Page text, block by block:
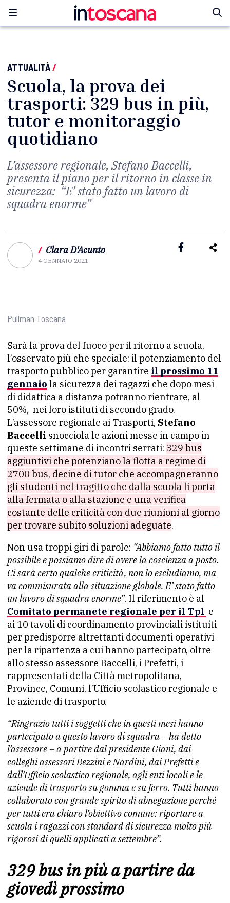
ATTUALITÀ/
Scuola, la prova dei
trasporti: 329 bus in più,
tutor e monitoraggio
quotidiano
L’assessore regionale, Stefano Baccelli,
presenta il piano per il ritorno in classe in
sicurezza: “E’ stato fatto un lavoro di
squadra enorme”
/ Clara D'Acunto
4 GENNAIO 2021
Pullman Toscana
Sarà la prova del fuoco per il ritorno a scuola,
l’osservato più che speciale: il potenziamento del
trasporto pubblico per garantire il prossimo 11
gennaio la sicurezza dei ragazzi che dopo mesi
di didattica a distanza potranno rientrare, al
50%, nei loro istituti di secondo grado.
L’assessore regionale ai Trasporti, Stefano
Baccelli snocciola le azioni messe in campo in
queste settimane di incontri serrati: 329 bus
aggiuntivi che potenziano la flotta a regime di
2700 bus, decine di tutor che accompagneranno
gli studenti nel tragitto che dalla scuola li porta
alla fermata o alla stazione e una verifica
costante delle criticità con due riunioni al giorno
per trovare subito soluzioni adeguate.
Non usa troppi giri di parole: “Abbiamo fatto tutto il
possibile e possiamo dire di avere la coscienza a posto.
Ci sarà certo qualche criticità, non lo escludiamo, ma
va commisurata alla situazione globale. E’ stato fatto
un lavoro di squadra enorme”. Il riferimento è al
Comitato permanete regionale per il Tpl e
ai 10 tavoli di coordinamento provinciali istituiti
per predisporre altrettanti documenti operativi
per la ripartenza a cui hanno partecipato, oltre
allo stesso assessore Baccelli, i Prefetti, i
rappresentati della Città metropolitana,
Province, Comuni, l’Ufficio scolastico regionale e
le aziende di trasporto.
“Ringrazio tutti i soggetti che in questi mesi hanno
partecipato a questo lavoro di squadra – ha detto
l’assessore – a partire dal presidente Giani, dai
colleghi assessori Bezzini e Nardini, dai Prefetti e
dall’Ufficio scolastico regionale, agli enti locali e le
aziende di trasporto su gomma e su ferro. Tutti hanno
collaborato con grande spirito di abnegazione perché
per tutti era chiaro l’obiettivo comune: riportare a
scuola i ragazzi con standard di sicurezza molto più
rigorosi di quelli applicati a settembre”.
329 bus in più a partire da
giovedì prossimo